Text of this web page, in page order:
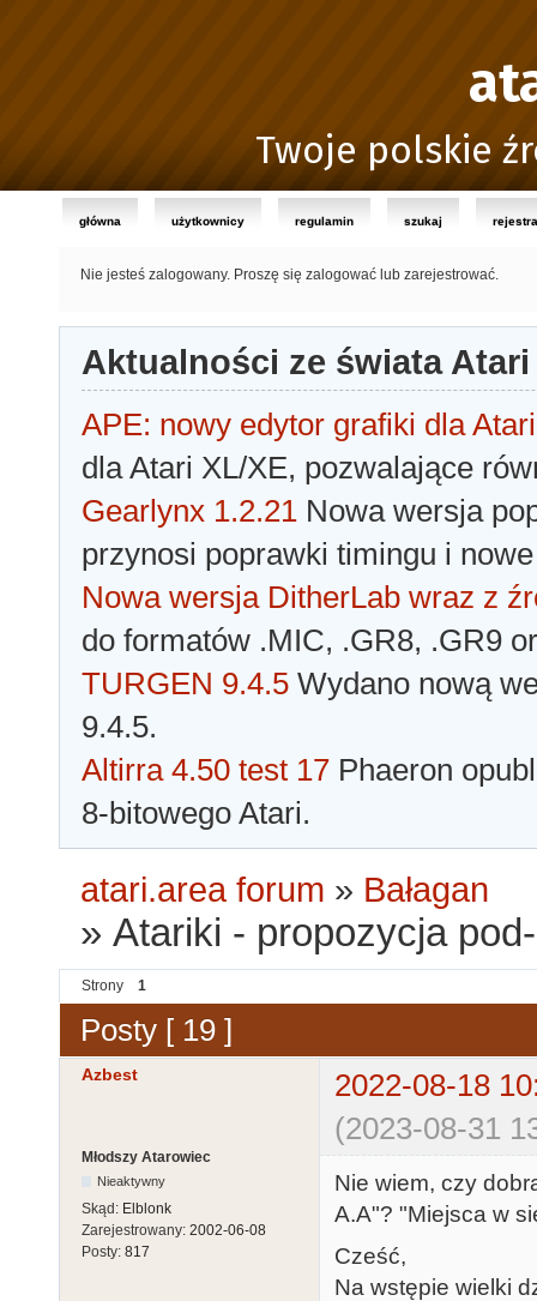
Twoje polskie
główna użytkownicy regulamin szukaj
Nie jesteś zalogowany. Proszę się zalogować lub zarejestrować.
Aktualności ze świata Atari
APE: nowy edytor grafiki dla Atari
dla Atari XL/XE, pozwalające
Gearlynx 1.2.21 Nowa wersja
przynosi poprawki timingu i
Nowa wersja DitherLab wraz z
do formatów .MIC, .GR8, .GR9
TURGEN 9.4.5 Wydano nową
9.4.5.
Altirra 4.50 test 17 Phaeron
8-bitowego Atari.
atari.area forum » Bałagan
»Atariki - propozycja
Strony 1
Posty [ 19 ]
Azbest
2022-08-18
(2023-08-31
Młodszy Atarowiec
Nieaktywny
Skąd: Elblonk
Zarejestrowany: 2002-06-08
Posty: 817
Nie wiem, czy
A.A"? "Miejsca w
Cześć,
Na wstępie wielki